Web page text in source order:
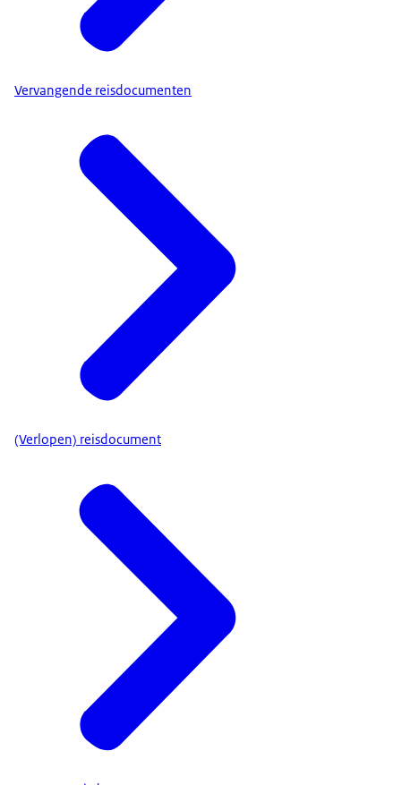
Vervangende reisdocumenten
(Verlopen) reisdocument